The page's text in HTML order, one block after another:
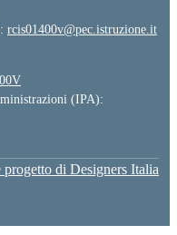
rcis01400v@pec.istruzione.it
(IPA):
progetto di Designers Italia